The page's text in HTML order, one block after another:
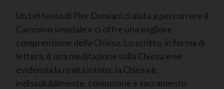
Un bel testo di Pier Damiani ci aiuta a percorrere il
Cammino sinodale e ci offre una migliore
comprensione della Chiesa. Lo scritto, in forma di
lettera, è una meditazione sulla Chiesa e ne
evidenzia la realtà intima: la Chiesa è,
indissolubilmente, comunione e sacramento.